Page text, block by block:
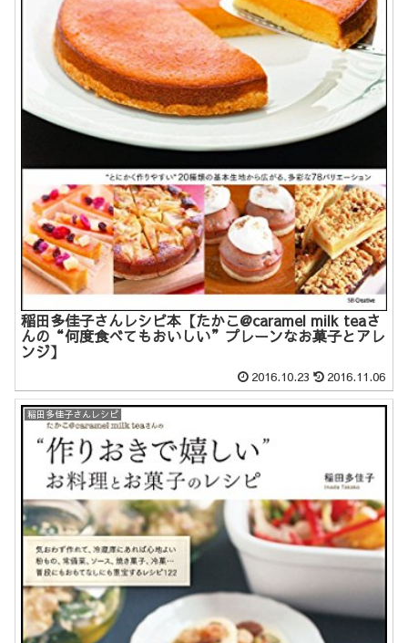
稲田多佳子さんレシピ本【たかこ@caramel milk teaさ
んの“何度食べてもおいしい”プレーンなお菓子とアレ
ンジ】
2016.10.23 2016.11.06
稲田多佳子さんレシピ